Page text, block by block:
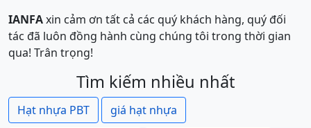
IANFAxin cảm ơn tất cả các quý khách hàng, quý đối
tác đã luôn đồng hành cùng chúng tôi trong thời gian
qua! Trân trọng!
Tìm kiếm nhiều nhất
Hạt nhựa PBT giá hạt nhựa